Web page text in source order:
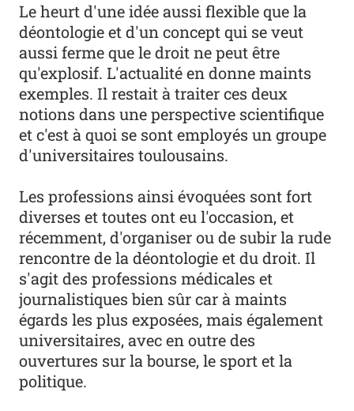
Le heurt d'une idée aussi flexible que la
déontologie et d'un concept qui se veut
aussi ferme que le droit ne peut être
qu'explosif. L'actualité en donne maints
exemples. Il restait à traiter ces deux
notions dans une perspective scientifique
et c'est à quoi se sont employés un groupe
d'universitaires toulousains.
Les professions ainsi évoquées sont fort
diverses et toutes ont eu l'occasion, et
récemment, d'organiser ou de subir la rude
rencontre de la déontologie et du droit. Il
s'agit des professions médicales et
journalistiques bien sûr car à maints
égards les plus exposées, mais également
universitaires, avec en outre des
ouvertures sur la bourse, le sport et la
politique.